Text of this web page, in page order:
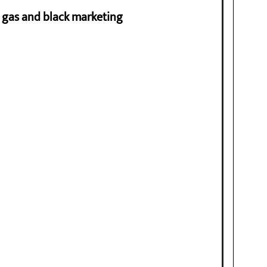
and black marketing